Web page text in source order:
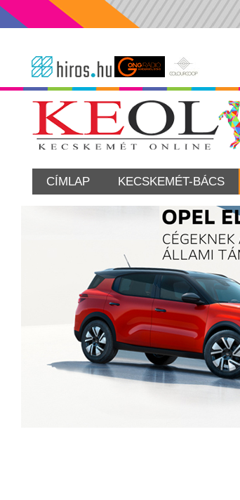
CÍMLAP KECSKEMÉT-BÁCS